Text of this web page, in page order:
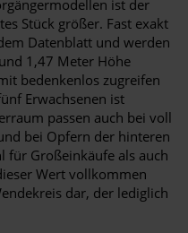
ist der
Stück größer. Fast exakt
Datenblatt und werden
1,47 Meter Höhe
bedenkenlos zugreifen
Erwachsenen ist
passen auch bei voll
bei Opfern der hinteren
für Großeinkäufe als auch
Wert vollkommen
dar, der lediglich